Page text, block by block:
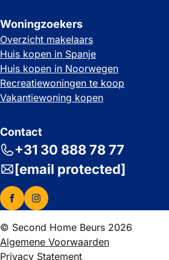
Woningzoekers
Overzicht makelaars
Huis kopen in Spanje
Huis kopen in Noorwegen
Recreatiewoningen te koop
Vakantiewoning kopen
Contact
+31 30 888 78 77
[email protected]
© Second Home Beurs 2026
Algemene Voorwaarden
Privacy Statement